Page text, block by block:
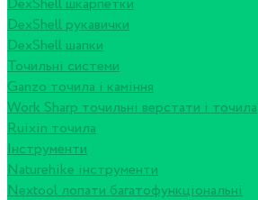
DexShell шкарпетки
DexShell рукавички
DexShell шапки
Точильні системи
Ganzo точила і каміння
Work Sharp точильні верстати і точила
Ruixin точила
Інструменти
Naturehike інструменти
Nextool лопати багатофункціональні